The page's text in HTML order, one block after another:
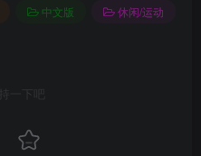
中文版
休闲/运动
一下吧